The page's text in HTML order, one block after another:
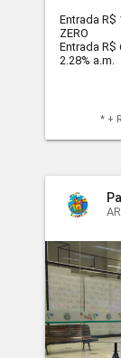
Entrada R$
ZERO
Entrada R$
2.28% a.m.
* +